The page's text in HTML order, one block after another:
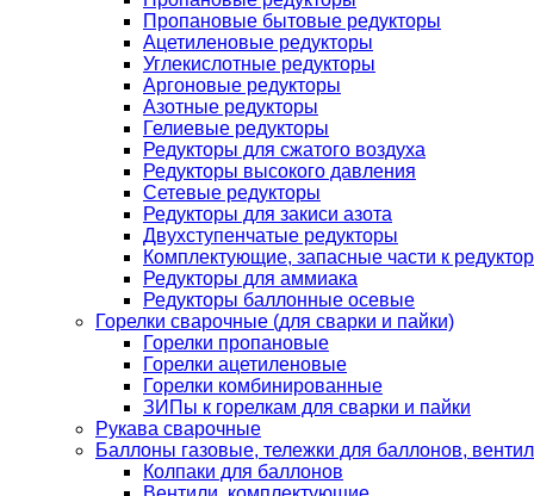
Пропановые бытовые редукторы
Ацетиленовые редукторы
Углекислотные редукторы
Аргоновые редукторы
Азотные редукторы
Гелиевые редукторы
Редукторы для сжатого воздуха
Редукторы высокого давления
Сетевые редукторы
Редукторы для закиси азота
Двухступенчатые редукторы
Комплектующие, запасные части к
Редукторы для аммиака
Редукторы баллонные осевые
Горелки сварочные (для сварки и пайки)
Горелки пропановые
Горелки ацетиленовые
Горелки комбинированные
ЗИПы к горелкам для сварки и пайки
Рукава сварочные
Баллоны газовые, тележки для баллонов,
Колпаки для баллонов